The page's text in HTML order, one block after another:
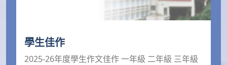
學生佳作
2025-26年度學生作文佳作 一年級 二年級 三年級